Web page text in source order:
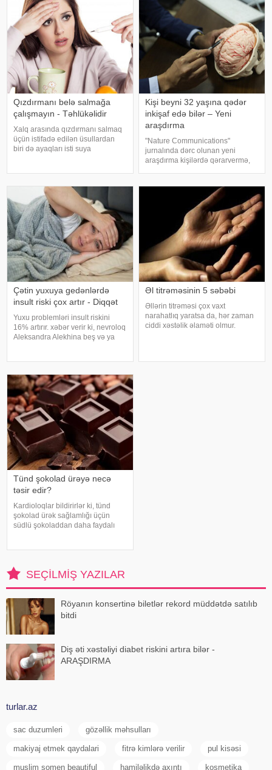
kənarınd
Qızdırmanı belə salmağa
çalışmayın - Təhlükəlidir
Xalq arasında qızdırmanı salmaq
üçün istifadə edilən üsullardan
biri də ayaqları isti suya
ağırlaşdıra bilər. xəbər verir ki,
Kişi beyni 32 yaşına qədər
inkişaf edə bilər – Yeni
araşdırma
"Nature Communications"
jurnalında dərc olunan yeni
araşdırma kişilərdə qərarvermə,
olan beyin nahiyələrinin orta
hesabla 32 yaşına qədər inkişa
Çətin yuxuya gedənlərdə
insult riski çox artır - Diqqət
Yuxu problemləri insult riskini
16% artırır. xəbər verir ki, nevroloq
Aleksandra Alekhina beş və ya
artdığını deyib. İnsult ciddi və
həyat
Əl titrəməsinin 5 səbəbi
Əllərin titrəməsi çox vaxt
narahatlıq yaratsa da, hər zaman
ciddi xəstəlik əlaməti olmur.
Tünd şokolad ürəyə necə
təsir edir?
Kardioloqlar bildirirlər ki, tünd
şokolad ürək sağlamlığı üçün
südlü şokoladdan daha faydalı
SEÇILMIŞ YAZILAR
Röyanın konsertinə biletlər rekord müddətdə satılıb
bitdi
Diş əti xəstəliyi diabet riskini artıra bilər -
ARAŞDIRMA
turlar.az
sac duzumleri gözəllik məhsulları
makiyaj etmek qaydalari fitrə kimlərə verilir pul kisəsi
muslim somen beautiful hamiləlikdə axıntı kosmetika